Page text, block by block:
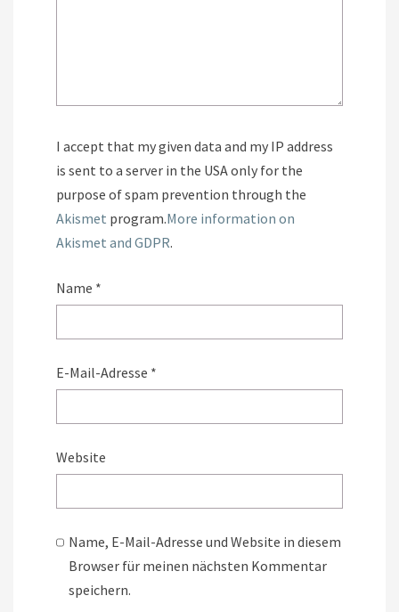
I accept that my given data and my IP address
is sent to a server in the USA only for the
purpose of spam prevention through the
Akismet program.More information on
Akismet and GDPR.
Name *
E-Mail-Adresse *
Website
Name, E-Mail-Adresse und Website in diesem
Browser für meinen nächsten Kommentar
speichern.